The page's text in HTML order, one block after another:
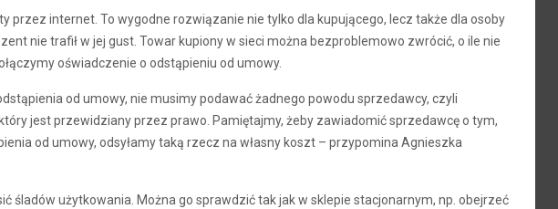
przez internet. To wygodne rozwiązanie nie tylko dla kupującego, lecz także dla osoby
nie trafił w jej gust. Towar kupiony w sieci można bezproblemowo zwrócić, o ile nie
oświadczenie o odstąpieniu od umowy.
od umowy, nie musimy podawać żadnego powodu sprzedawcy, czyli
jest przewidziany przez prawo. Pamiętajmy, żeby zawiadomić sprzedawcę o tym,
od umowy, odsyłamy taką rzecz na własny koszt – przypomina Agnieszka
śladów użytkowania. Można go sprawdzić tak jak w sklepie stacjonarnym, np. obejrzeć